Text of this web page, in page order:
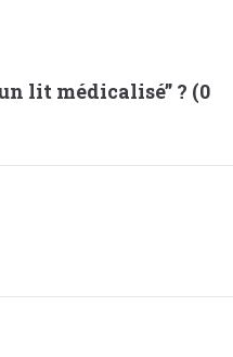
lit médicalisé” ? (0